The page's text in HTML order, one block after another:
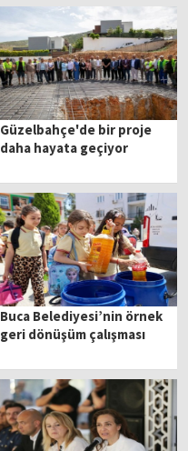
Güzelbahçe'de bir proje
daha hayata geçiyor
Buca Belediyesi’nin örnek
geri dönüşüm çalışması